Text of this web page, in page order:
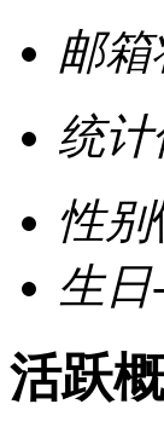
邮
统
性别
生日
活跃